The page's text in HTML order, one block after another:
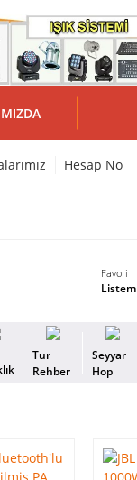
Hesap No
Favori
Listem
Tur
Rehber
Seyyar
Hop